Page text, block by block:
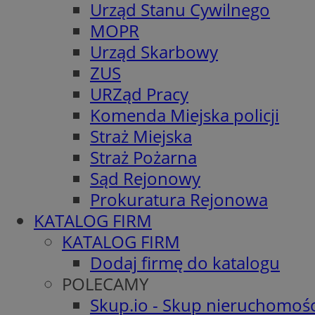
Urząd Stanu Cywilnego
MOPR
Urząd Skarbowy
ZUS
URZąd Pracy
Komenda Miejska policji
Straż Miejska
Straż Pożarna
Sąd Rejonowy
Prokuratura Rejonowa
KATALOG FIRM
KATALOG FIRM
Dodaj firmę do katalogu
POLECAMY
Skup.io - Skup